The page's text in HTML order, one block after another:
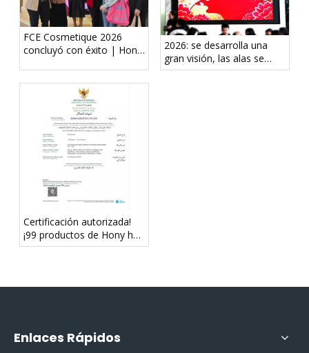
FCE Cosmetique 2026
concluyó con éxito | Hony
2026: se desarrolla una
gran visión, las alas se
elevan sin límites
Certificación autorizada!
¡99 productos de Hony han
superado la certificación
Enlaces Rápidos